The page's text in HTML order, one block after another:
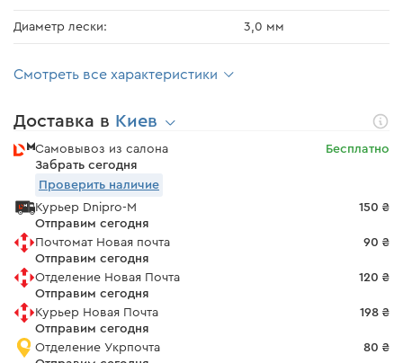
Диаметр лески: 3,0 мм
Смотреть все характеристики
Доставка в Киев
Самовывоз из салона
Забрать сегодня
Бесплатно
Проверить наличие
Курьер Dnipro-M
Отправим сегодня
150 ₴
Почтомат Новая почта
Отправим сегодня
90 ₴
Отделение Новая Почта
Отправим сегодня
120 ₴
Курьер Новая Почта
Отправим сегодня
198 ₴
Отделение Укрпочта
80 ₴